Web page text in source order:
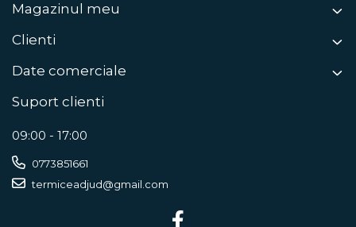
Magazinul meu
Clienti
Date comerciale
Suport clienti
09:00 - 17:00
0773851661
termiceadjud@gmail.com